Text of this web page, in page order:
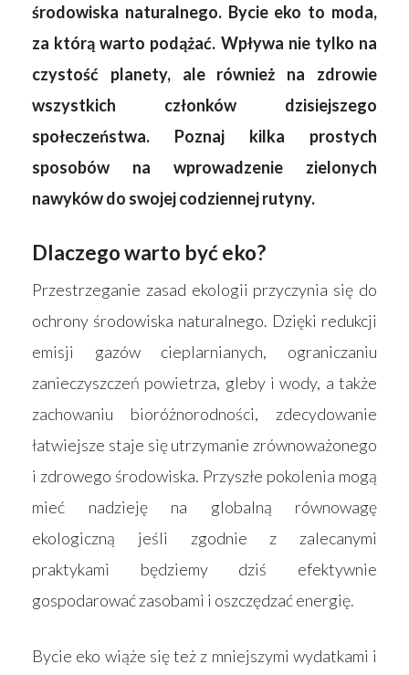
środowiska naturalnego. Bycie eko to moda,
za którą warto podążać. Wpływa nie tylko na
czystość planety, ale również na zdrowie
wszystkich członków dzisiejszego
społeczeństwa. Poznaj kilka prostych
sposobów na wprowadzenie zielonych
nawyków do swojej codziennej rutyny.
Dlaczego warto być eko?
Przestrzeganie zasad ekologii przyczynia się do
ochrony środowiska naturalnego. Dzięki redukcji
emisji gazów cieplarnianych, ograniczaniu
zanieczyszczeń powietrza, gleby i wody, a także
zachowaniu bioróżnorodności, zdecydowanie
łatwiejsze staje się utrzymanie zrównoważonego
i zdrowego środowiska. Przyszłe pokolenia mogą
mieć nadzieję na globalną równowagę
ekologiczną jeśli zgodnie z zalecanymi
praktykami będziemy dziś efektywnie
gospodarować zasobami i oszczędzać energię.
Bycie eko wiąże się też z mniejszymi wydatkami i